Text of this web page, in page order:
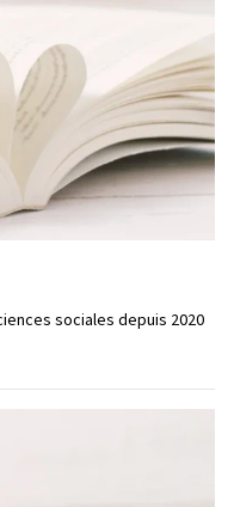
sociales depuis 2020